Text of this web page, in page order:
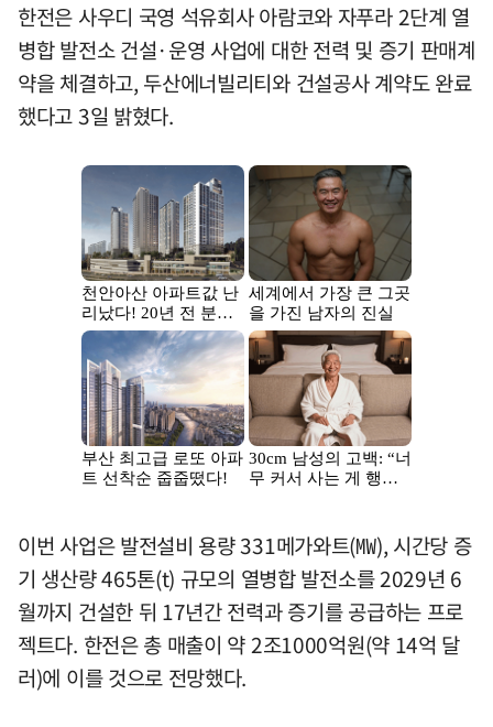
한전은 사우디 국영 석유회사 아람코와 자푸라 2단계 열
병합 발전소 건설·운영 사업에 대한 전력 및 증기 판매계
약을 체결하고, 두산에너빌리티와 건설공사 계약도 완료
했다고 3일 밝혔다.
이번 사업은 발전설비 용량 331메가와트(㎿), 시간당 증
기 생산량 465톤(t) 규모의 열병합 발전소를 2029년 6
월까지 건설한 뒤 17년간 전력과 증기를 공급하는 프로
젝트다. 한전은 총 매출이 약 2조1000억원(약 14억 달
러)에 이를 것으로 전망했다.